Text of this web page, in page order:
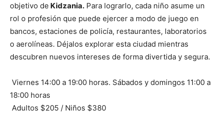
objetivo de Kidzania. Para lograrlo, cada niño asume un
rol o profesión que puede ejercer a modo de juego en
bancos, estaciones de policía, restaurantes, laboratorios
o aerolíneas. Déjalos explorar esta ciudad mientras
descubren nuevos intereses de forma divertida y segura.
Viernes 14:00 a 19:00 horas. Sábados y domingos 11:00 a
18:00 horas
Adultos $205 / Niños $380